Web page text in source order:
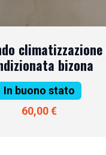
bizona
In buono stato
60,00 €